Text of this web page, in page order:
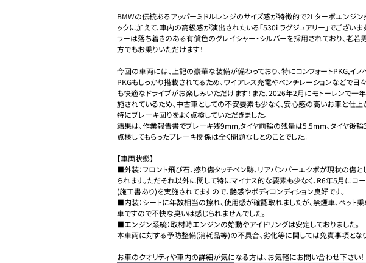
BMWの伝統あるアッパーミドルレンジのサイズ感が特徴的で2Lターボエンジン
ックに加えて、車内の高級感が演出されたいる「530i ラグジュアリー」でございま
ラーは落ち着きのある有償色のグレイシャー・シルバーを採用されており、老若
方でもお乗りいただけます！
今回の車両には、上記の豪華な装備が備わっており、特にコンフォートPKG,イノ
PKGもしっかり搭載されてるため、ワイアレス充電やベンチレーションなどで日
も快適なドライブがお楽しみいただけます！また、2026年2月にモトーレンで一
施されているため、中古車としての不安要素も少なく、安心感の高いお車と仕上
特にブレーキ回りをよく点検していただきました。
結果は、作業報告書でブレーキ残9mm,タイヤ前輪の残量は5.5mm、タイヤ後輪
点検してもらったブレーキ関係は全く問題なしとのことでした。
【車両状態】
■外装：フロント飛び石、擦り傷タッチペン跡、リアバンパーエクボが現状の傷と
られます。ただそれ以外に関して特にマイナス的な要素も少なく、R6年5月にコ
(施工書あり)を実施されてますので、艶感やボディコンディション良好です。
■内装：シートに年数相当の擦れ、使用感が確認取れましたが、禁煙車、ペット
車ですので不快な臭いは感じられませんでした。
■エンジン系統：取材時エンジンの始動やアイドリングは安定しておりました。
本車両に対する予防整備(消耗品等)の不具合、劣化等に関しては免責事項となり
お車のクオリティや車内の詳細が気になる方は、お気軽にお問い合わせ下さい！